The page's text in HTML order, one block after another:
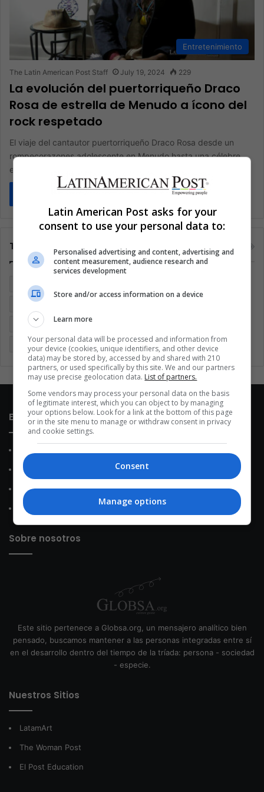
Entretenimiento
The Latin American Post Staff July 19, 2024 229
La evolución del puertorriqueño Draco
Rosa de estrella de Menudo a ícono del
rock respetado
El viaje del cantautor puertorriqueño Draco Rosa desde un
rompecorazones adolescente en Menudo hasta una célebre
estrella de rock ejemplifica…
Tags
Argentina
Coronavirus
Economía Entretenimiento
Memes (ES) Mundo México Música Politica
Enlaces de interés
Contacto
Política de Privacidad
Política de Cookies
Sobre nosotros
Este sitio pertenece a Globsa.org, un mensajero analítico bien
pensado, buscamos mantener a las personas integradas entre sí
en el desarrollo dentro del tiempo de la tríada: persona - sociedad
- especie.
Nuestros Sitios
LatamArt
The Woman Post
El Post Education
Latin American Post asks for your
consent to use your personal data to:
Personalised advertising and content, advertising and
content measurement, audience research and
services development
Store and/or access information on a device
Learn more
Your personal data will be processed and information from
your device (cookies, unique identifiers, and other device
data) may be stored by, accessed by and shared with 210
partners, or used specifically by this site. We and our partners
may use precise geolocation data. List of partners.
Some vendors may process your personal data on the basis
of legitimate interest, which you can object to by managing
your options below. Look for a link at the bottom of this page
or in the site menu to manage or withdraw consent in privacy
and cookie settings.
Consent
Manage options